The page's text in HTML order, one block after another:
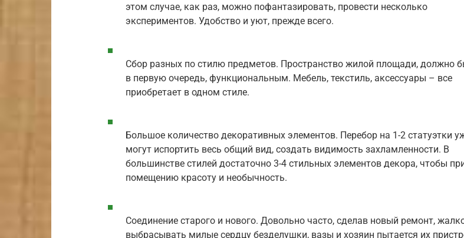
этом случае, как раз, можно пофантазировать, провести несколько
экспериментов. Удобство и уют, прежде всего.
Сбор разных по стилю предметов. Пространство жилой площади, должно
в первую очередь, функциональным. Мебель, текстиль, аксессуары – все
приобретает в одном стиле.
Большое количество декоративных элементов. Перебор на 1-2 статуэтки
могут испортить весь общий вид, создать видимость захламленности. В
большинстве стилей достаточно 3-4 стильных элементов декора, чтобы
помещению красоту и необычность.
Соединение старого и нового. Довольно часто, сделав новый ремонт,
выбрасывать милые сердцу безделушки, вазы и хозяин пытается их